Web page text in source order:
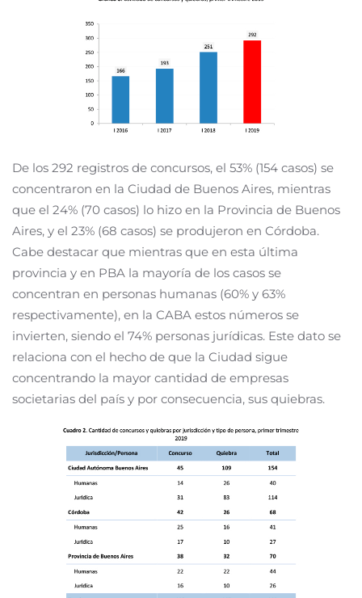
De los 292 registros de concursos, el 53% (154 casos) se
concentraron en la Ciudad de Buenos Aires, mientras
que el 24% (70 casos) lo hizo en la Provincia de Buenos
Aires, y el 23% (68 casos) se produjeron en Córdoba.
Cabe destacar que mientras que en esta última
provincia y en PBA la mayoría de los casos se
concentran en personas humanas (60% y 63%
respectivamente), en la CABA estos números se
invierten, siendo el 74% personas jurídicas. Este dato se
relaciona con el hecho de que la Ciudad sigue
concentrando la mayor cantidad de empresas
societarias del país y por consecuencia, sus quiebras.